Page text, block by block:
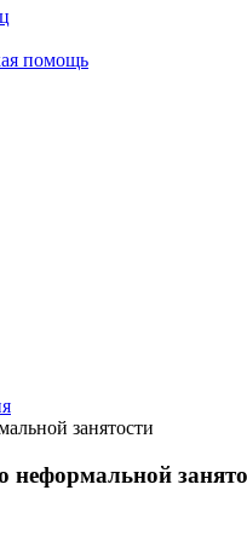
помощь
занятости